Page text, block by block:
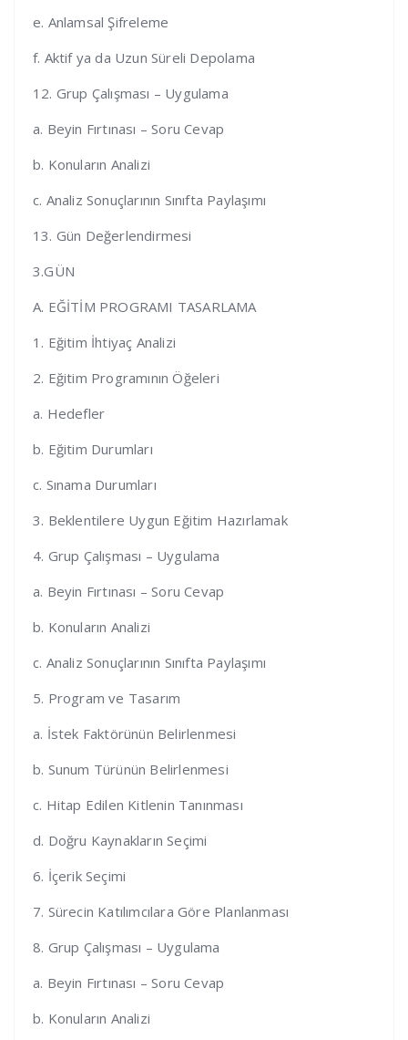
e. Anlamsal Şifreleme
f. Aktif ya da Uzun Süreli Depolama
12. Grup Çalışması – Uygulama
a. Beyin Fırtınası – Soru Cevap
b. Konuların Analizi
c. Analiz Sonuçlarının Sınıfta Paylaşımı
13. Gün Değerlendirmesi
3.GÜN
A. EĞİTİM PROGRAMI TASARLAMA
1. Eğitim İhtiyaç Analizi
2. Eğitim Programının Öğeleri
a. Hedefler
b. Eğitim Durumları
c. Sınama Durumları
3. Beklentilere Uygun Eğitim Hazırlamak
4. Grup Çalışması – Uygulama
a. Beyin Fırtınası – Soru Cevap
b. Konuların Analizi
c. Analiz Sonuçlarının Sınıfta Paylaşımı
5. Program ve Tasarım
a. İstek Faktörünün Belirlenmesi
b. Sunum Türünün Belirlenmesi
c. Hitap Edilen Kitlenin Tanınması
d. Doğru Kaynakların Seçimi
6. İçerik Seçimi
7. Sürecin Katılımcılara Göre Planlanması
8. Grup Çalışması – Uygulama
a. Beyin Fırtınası – Soru Cevap
b. Konuların Analizi